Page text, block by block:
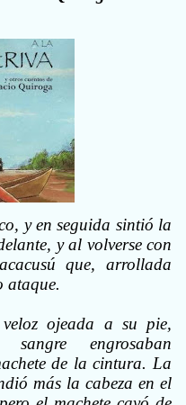
y en seguida sintió la
y al volverse con
que, arrollada
ataque.
ojeada a su pie,
engrosaban
de la cintura. La
más la cabeza en el